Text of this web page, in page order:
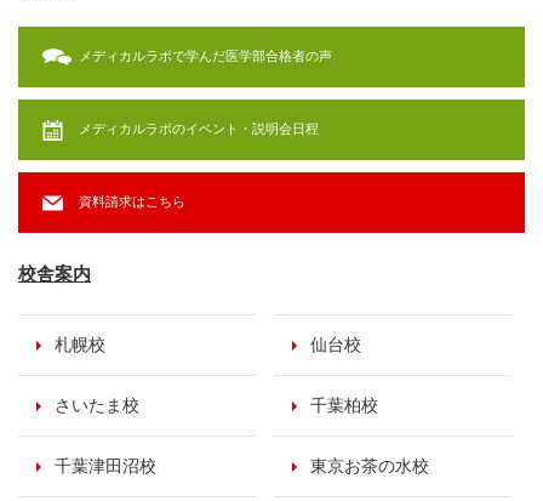
メディカルラボで学んだ医学部合格者の声
メディカルラボのイベント・説明会日程
資料請求はこちら
校舎案内
札幌校 仙台校
さいたま校 千葉柏校
千葉津田沼校 東京お茶の水校